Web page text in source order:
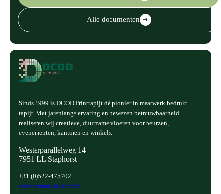
Alle documenten ➔
Sinds 1999 is DCOD Printtapijt dé pionier in maatwerk bedrukt
tapijt. Met jarenlange ervaring en bewezen betrouwbaarheid
realiseren wij creatieve, duurzame vloeren voor beurzen,
evenementen, kantoren en winkels.
Westerparallelweg 14
7951 LL Staphorst
+31 (0)522-475702
administratie@dcod.nl